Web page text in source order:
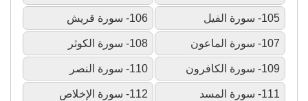
105- سورة الفيل 106- سورة قريش
107- سورة الماعون 108- سورة الكوثر
109- سورة الكافرون 110- سورة النصر
111- سورة المسد 112- سورة الإخلاص